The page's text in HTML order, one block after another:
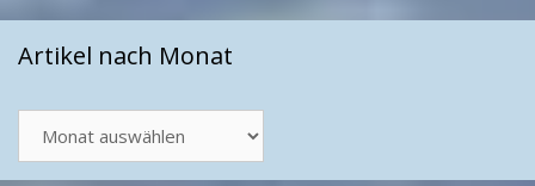
Artikel nach Monat
nach
Monat